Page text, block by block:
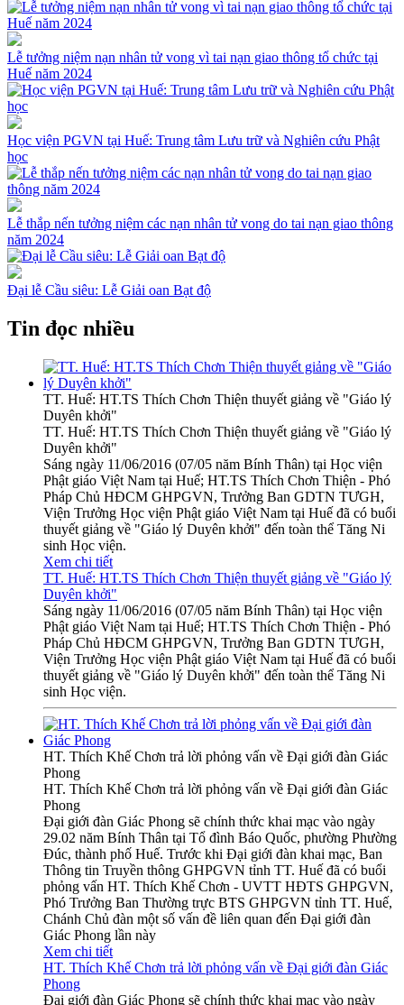
Lễ tưởng niệm nạn nhân tử vong vì tai nạn giao thông tổ chức tại
Huế năm 2024
Học viện PGVN tại Huế: Trung tâm Lưu trữ và Nghiên cứu Phật
học
Lễ thắp nến tưởng niệm các nạn nhân tử vong do tai nạn giao thông
năm 2024
Đại lễ Cầu siêu: Lễ Giải oan Bạt độ
Tin đọc nhiều
TT. Huế: HT.TS Thích Chơn Thiện thuyết giảng về "Giáo lý
Duyên khởi"
TT. Huế: HT.TS Thích Chơn Thiện thuyết giảng về "Giáo lý
Duyên khởi"
Sáng ngày 11/06/2016 (07/05 năm Bính Thân) tại Học viện
Phật giáo Việt Nam tại Huế; HT.TS Thích Chơn Thiện - Phó
Pháp Chủ HĐCM GHPGVN, Trưởng Ban GDTN TƯGH,
Viện Trưởng Học viện Phật giáo Việt Nam tại Huế đã có buổi
thuyết giảng về "Giáo lý Duyên khởi" đến toàn thể Tăng Ni
sinh Học viện.
Xem chi tiết
TT. Huế: HT.TS Thích Chơn Thiện thuyết giảng về "Giáo lý
Duyên khởi"
Sáng ngày 11/06/2016 (07/05 năm Bính Thân) tại Học viện
Phật giáo Việt Nam tại Huế; HT.TS Thích Chơn Thiện - Phó
Pháp Chủ HĐCM GHPGVN, Trưởng Ban GDTN TƯGH,
Viện Trưởng Học viện Phật giáo Việt Nam tại Huế đã có buổi
thuyết giảng về "Giáo lý Duyên khởi" đến toàn thể Tăng Ni
sinh Học viện.
HT. Thích Khế Chơn trả lời phỏng vấn về Đại giới đàn Giác
Phong
HT. Thích Khế Chơn trả lời phỏng vấn về Đại giới đàn Giác
Phong
Đại giới đàn Giác Phong sẽ chính thức khai mạc vào ngày
29.02 năm Bính Thân tại Tổ đình Báo Quốc, phường Phường
Đúc, thành phố Huế. Trước khi Đại giới đàn khai mạc, Ban
Thông tin Truyền thông GHPGVN tỉnh TT. Huế đã có buổi
phỏng vấn HT. Thích Khế Chơn - UVTT HĐTS GHPGVN,
Phó Trưởng Ban Thường trực BTS GHPGVN tỉnh TT. Huế,
Chánh Chủ đàn một số vấn đề liên quan đến Đại giới đàn
Giác Phong lần này
Xem chi tiết
HT. Thích Khế Chơn trả lời phỏng vấn về Đại giới đàn Giác
Phong
Đại giới đàn Giác Phong sẽ chính thức khai mạc vào ngày